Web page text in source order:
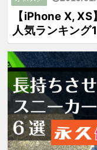
【iPhone X,
人気ランキン